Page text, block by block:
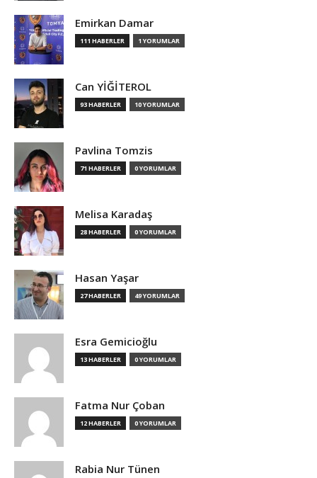
Emirkan Damar
111 HABERLER 1 YORUMLAR
Can YİĞİTEROL
93 HABERLER 10 YORUMLAR
Pavlina Tomzis
71 HABERLER 0 YORUMLAR
Melisa Karadaş
28 HABERLER 0 YORUMLAR
Hasan Yaşar
27 HABERLER 49 YORUMLAR
Esra Gemicioğlu
13 HABERLER 0 YORUMLAR
Fatma Nur Çoban
12 HABERLER 0 YORUMLAR
Rabia Nur Tünen